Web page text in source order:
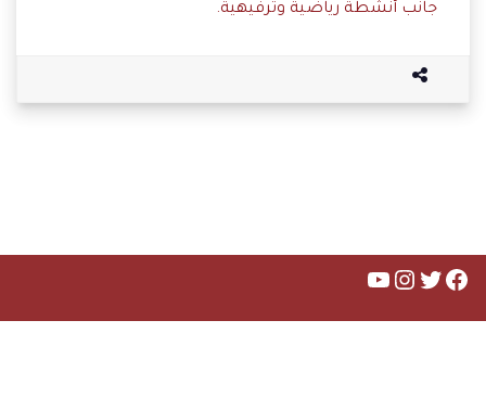
جانب أنشطة رياضية وترفيهية.
فيسبوك
تويترإنستجرام
يوتيوب